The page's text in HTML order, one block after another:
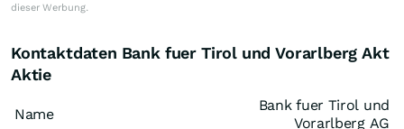
dieser Werbung.
Kontaktdaten Bank fuer Tirol und Vorarlberg Akt
Aktie
Name
Bank fuer Tirol und
Vorarlberg AG